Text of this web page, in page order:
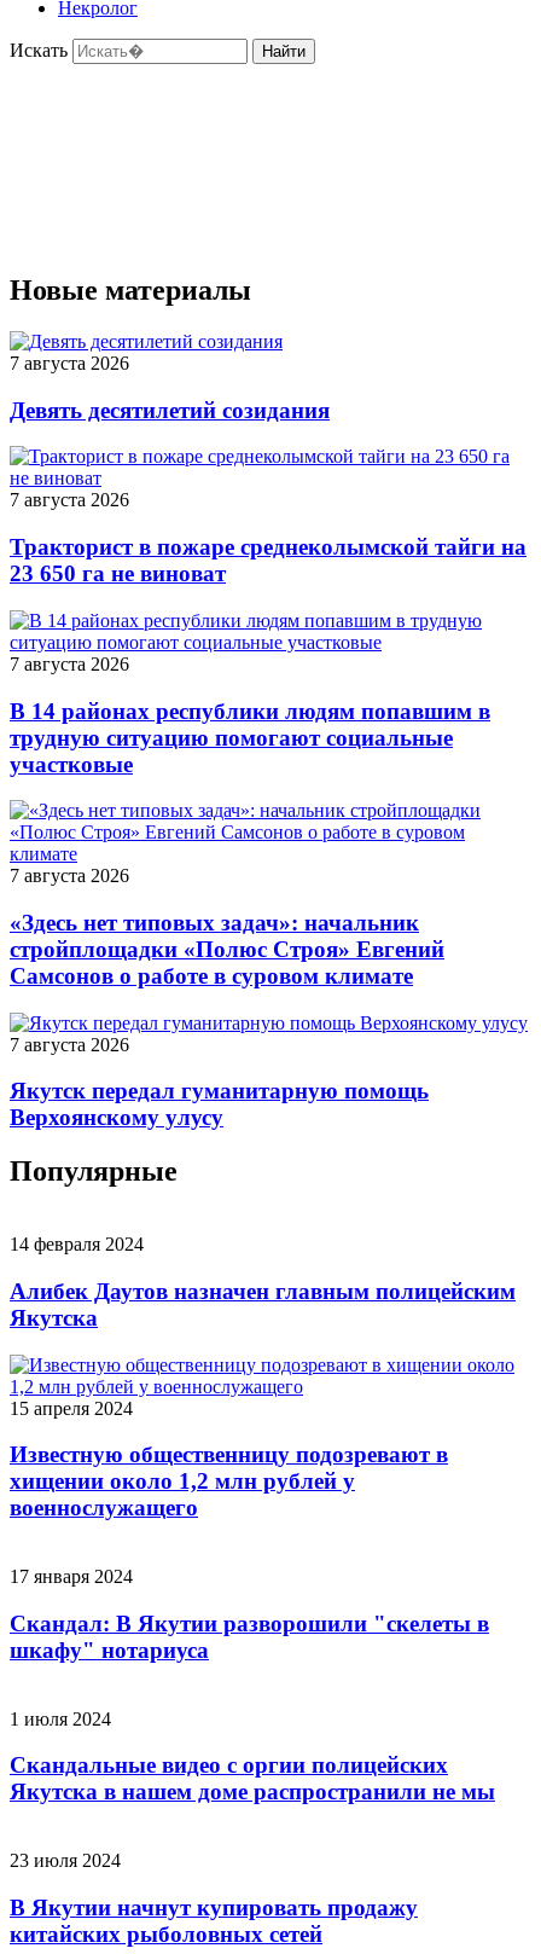
Некролог
Искать Найти
Новые материалы
7 августа 2026
Девять десятилетий созидания
7 августа 2026
Тракторист в пожаре среднеколымской тайги на
23 650 га не виноват
7 августа 2026
В 14 районах республики людям попавшим в
трудную ситуацию помогают социальные
участковые
7 августа 2026
«Здесь нет типовых задач»: начальник
стройплощадки «Полюс Строя» Евгений
Самсонов о работе в суровом климате
7 августа 2026
Якутск передал гуманитарную помощь
Верхоянскому улусу
Популярные
14 февраля 2024
Алибек Даутов назначен главным полицейским
Якутска
15 апреля 2024
Известную общественницу подозревают в
хищении около 1,2 млн рублей у
военнослужащего
17 января 2024
Скандал: В Якутии разворошили "скелеты в
шкафу" нотариуса
1 июля 2024
Скандальные видео с оргии полицейских
Якутска в нашем доме распространили не мы
23 июля 2024
В Якутии начнут купировать продажу
китайских рыболовных сетей